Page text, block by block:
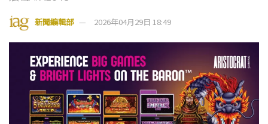
新聞編輯部 2026年04月29日 18:49